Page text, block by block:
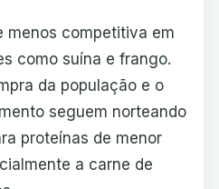
menos competitiva em
como suína e frango.
da população e o
seguem norteando
proteínas de menor
a carne de